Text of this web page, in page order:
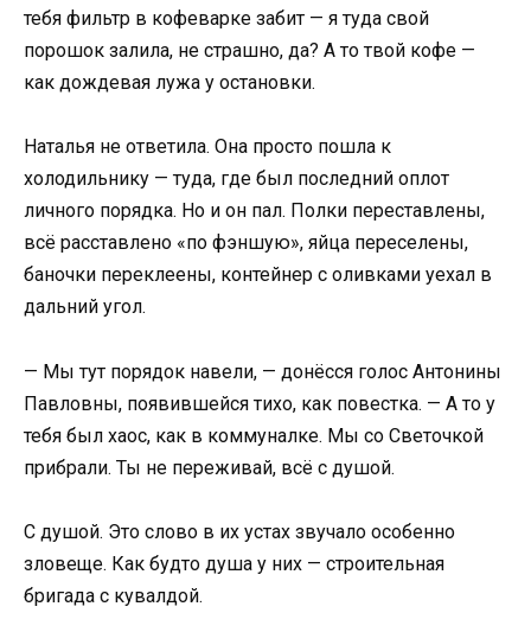
тебя фильтр в кофеварке забит — я туда свой
порошок залила, не страшно, да? А то твой кофе —
как дождевая лужа у остановки.
Наталья не ответила. Она просто пошла к
холодильнику — туда, где был последний оплот
личного порядка. Но и он пал. Полки переставлены,
всё расставлено «по фэншую», яйца переселены,
баночки переклеены, контейнер с оливками уехал в
дальний угол.
— Мы тут порядок навели, — донёсся голос Антонины
Павловны, появившейся тихо, как повестка. — А то у
тебя был хаос, как в коммуналке. Мы со Светочкой
прибрали. Ты не переживай, всё с душой.
С душой. Это слово в их устах звучало особенно
зловеще. Как будто душа у них — строительная
бригада с кувалдой.